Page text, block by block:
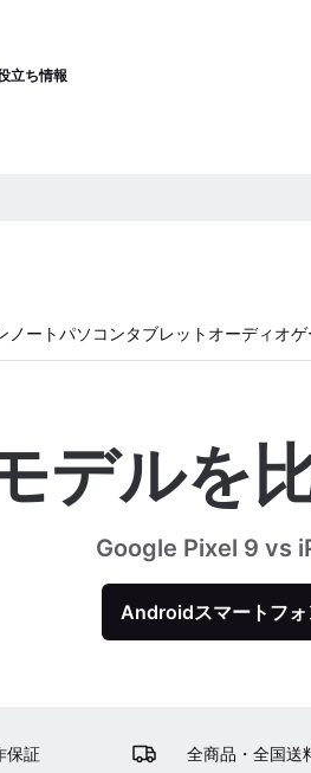
立ち情報
ノートパソコンタブレット オーディオゲ
デルを
Google Pixel 9 vs
Androidスマートフォ
保証 全商品・全国送